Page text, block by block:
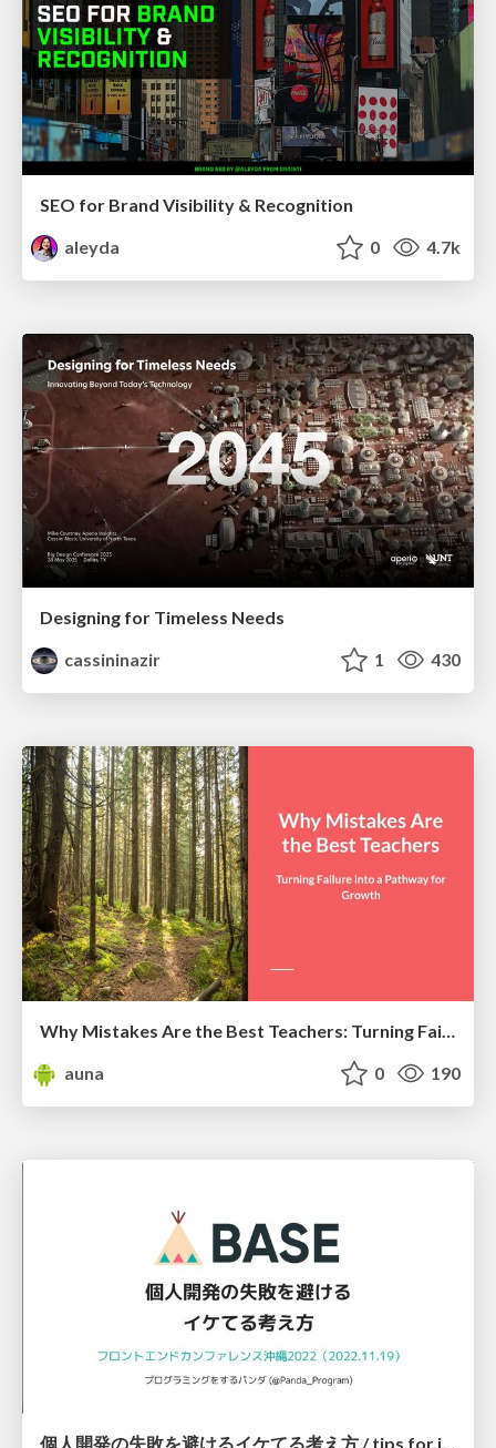
SEO for Brand Visibility & Recognition
aleyda
0 4.7k
Designing for Timeless Needs
cassininazir
1 430
auna
0 190
個人開発の失敗を避けるイケてる考え方 / tips for indie hackers